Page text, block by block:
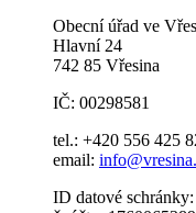
Obecní úřad ve
Hlavní 24
742 85 Vřesina
IČ: 00298581
tel.: +420 556 425
email:
ID datové